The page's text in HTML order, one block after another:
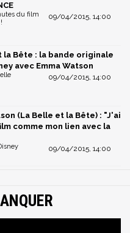
09/04/2015, 14:00
du film
la Bête : la bande originale
avec Emma Watson
09/04/2015, 14:00
(La Belle et la Bête) : "J'ai
comme mon lien avec la
09/04/2015, 14:00